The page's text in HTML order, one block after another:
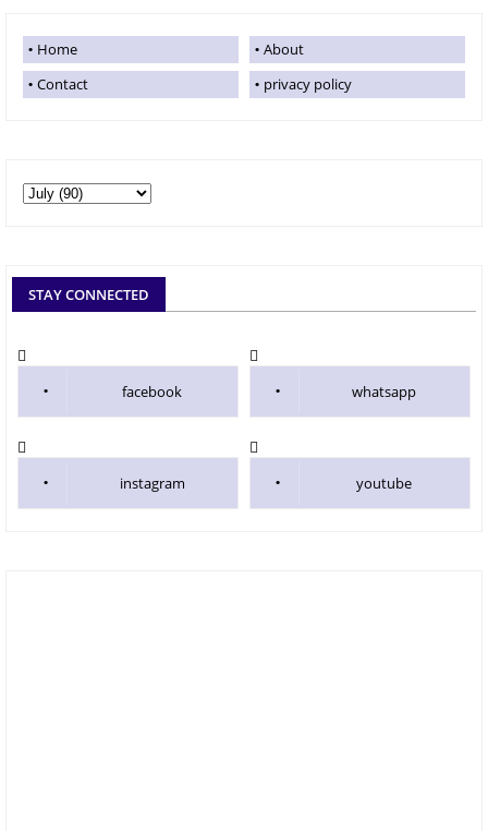
Home
About
Contact
privacy policy
STAY CONNECTED
facebook whatsapp
instagram youtube